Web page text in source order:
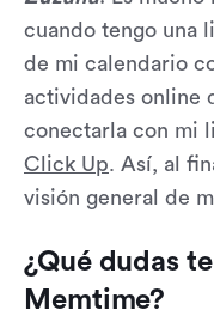
cuando tengo una
de mi calendario
actividades online
conectarla con mi
Click Up. Así, al
visión general de
¿Qué dudas
Memtime?